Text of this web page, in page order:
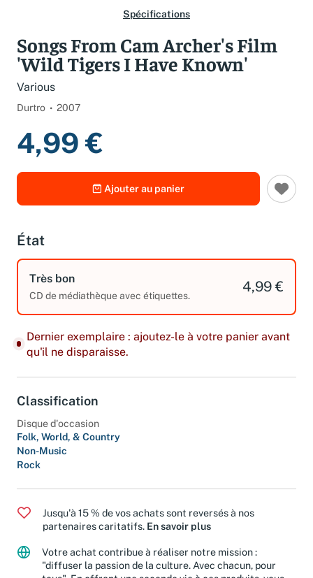
Spécifications
Songs From Cam Archer's Film
'Wild Tigers I Have Known'
Various
Durtro 2007
4,99 €
Ajouter au panier
État
Très bon
CD de médiathèque avec étiquettes.
4,99 €
Dernier exemplaire : ajoutez-le à votre panier avant
qu'il ne disparaisse.
Classification
Disque d'occasion
Folk, World, & Country
Non-Music
Rock
Jusqu'à 15 % de vos achats sont reversés à nos
partenaires caritatifs. En savoir plus
Votre achat contribue à réaliser notre mission :
"diffuser la passion de la culture. Avec chacun, pour